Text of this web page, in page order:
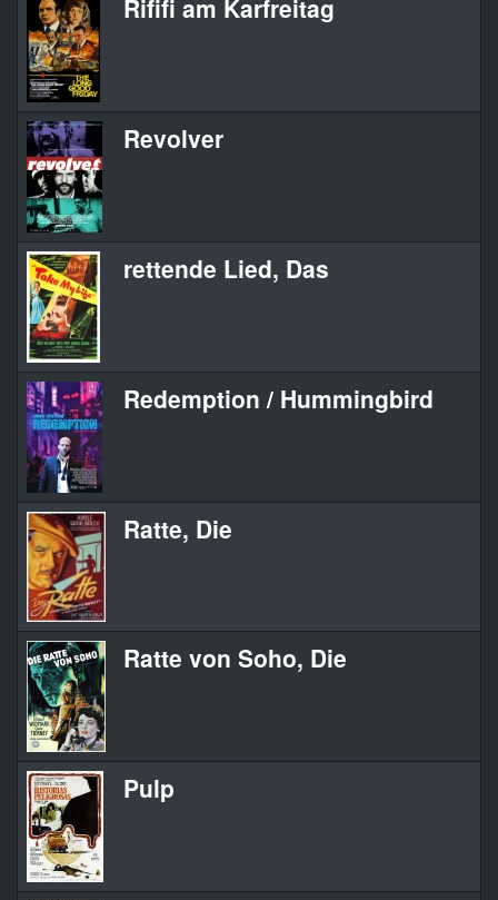
Rififi am Karfreitag
Revolver
rettende Lied, Das
Redemption / Hummingbird
Ratte, Die
Ratte von Soho, Die
Pulp